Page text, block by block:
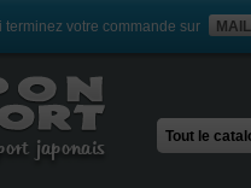
votre commande sur
japonais